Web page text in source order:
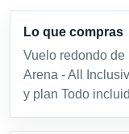
Lo que compras
Vuelo redondo
Arena - All
y plan Todo